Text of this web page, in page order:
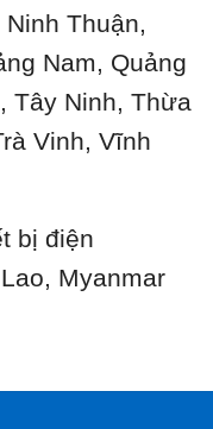
Thuận,
Nam, Quảng
Tây Ninh, Thừa
Vinh, Vĩnh
bị điện
Myanmar